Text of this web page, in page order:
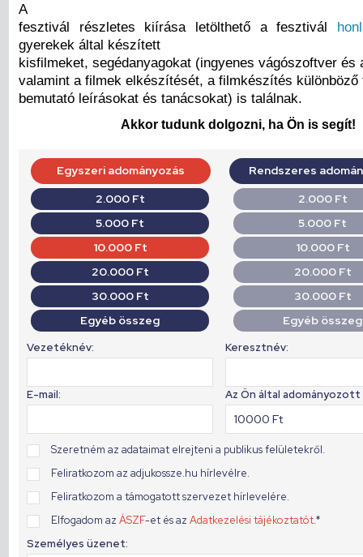
A
fesztivál részletes kiírása letölthető a fesztivál
gyerekek által készített
kisfilmeket, segédanyagokat (ingyenes vágószoftver és
valamint a filmek elkészítését, a filmkészítés különböző
bemutató leírásokat és tanácsokat) is találnak.
Akkor tudunk dolgozni, ha Ön is segít!